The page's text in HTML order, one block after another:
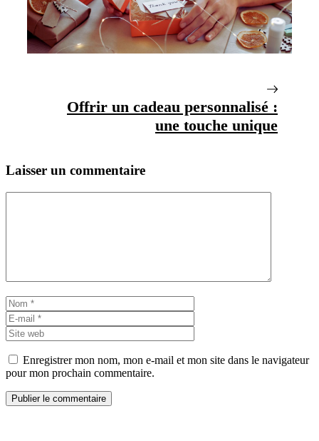
Offrir un cadeau personnalisé :
une touche unique
Laisser un commentaire
Nom
mail
web
Enregistrer mon nom, mon e-mail et mon site dans le navigateur
pour mon prochain commentaire.